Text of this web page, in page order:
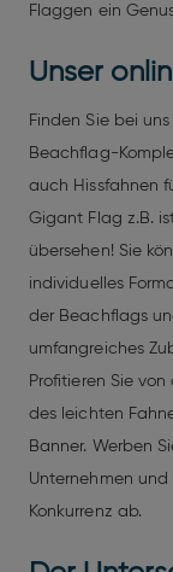
Flaggen ein
Unser
Finden Sie bei
Beachflag-
auch Hissfahnen
Gigant Flag z.B.
übersehen! Sie
individuelles
der Beachflags
umfangreiches
Profitieren Sie
des leichten
Banner. Werben
Unternehmen und
Konkurrenz ab.